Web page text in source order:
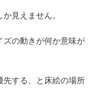
見えません。
ズの動きが何か意味が
先する、と床絵の場所